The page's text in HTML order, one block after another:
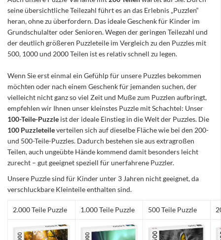
seine übersichtliche Teilezahl führt es an das Erlebnis „Puzzlen“
heran, ohne zu überfordern. Das ideale Geschenk für Kinder im
Grundschulalter oder Senioren. Wegen der geringen Teilezahl und
der deutlich größeren Puzzleteile im Vergleich zu den Puzzles mit
500, 1000 und 2000 Teilen ist es relativ schnell zu legen.
Wenn Sie erst einmal ein Gefühlp für unsere Puzzles bekommen
möchten oder nach einem Geschenk für jemanden suchen, der
vielleicht nicht ganz so viel Zeit und Muße zum Puzzlen aufbringt,
empfehlen wir Ihnen unser kleinstes Puzzle mit Schachtel: Unser
100-Teile-Puzzle ist der ideale Einstieg in die Welt der Puzzles. Die
100 Puzzleteileverteilen sich auf dieselbe Fläche wie bei den 200-
und 500-Teile-Puzzles. Dadurch bestehen sie aus extragroßen
Teilen, auch ungeübte Hände kommend damit besonders leicht
zurecht – gut geeignet speziell für unerfahrene Puzzler.
Unsere Puzzle sind für Kinder unter 3 Jahren nicht geeignet, da
verschluckbare Kleinteile enthalten sind.
2.000 Teile Puzzle 1.000 Teile Puzzle 500 Teile Puzzle